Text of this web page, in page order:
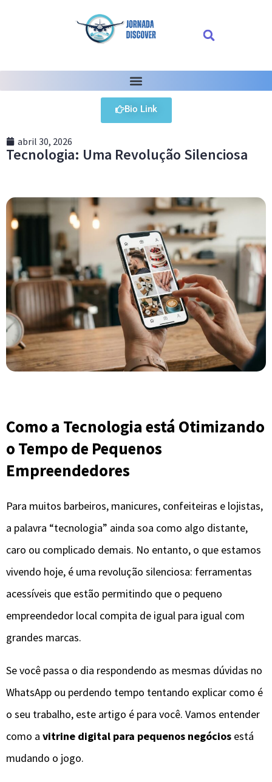
Bio Link
abril 30, 2026
Tecnologia: Uma Revolução Silenciosa
Como a Tecnologia está Otimizando
o Tempo de Pequenos
Empreendedores
Para muitos barbeiros, manicures, confeiteiras e lojistas,
a palavra “tecnologia” ainda soa como algo distante,
caro ou complicado demais. No entanto, o que estamos
vivendo hoje, é uma revolução silenciosa: ferramentas
acessíveis que estão permitindo que o pequeno
empreendedor local compita de igual para igual com
grandes marcas.
Se você passa o dia respondendo as mesmas dúvidas no
WhatsApp ou perdendo tempo tentando explicar como é
o seu trabalho, este artigo é para você. Vamos entender
como a vitrine digital para pequenos negócios está
mudando o jogo.